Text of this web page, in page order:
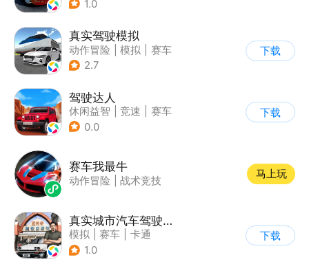
1.0
真实驾驶模拟
动作冒险 模拟
赛车
| 漂移
2.7
下载
驾驶达人
休闲益智 竞速
赛车
| 漂移
0.0
下载
赛车我最牛
动作冒险 战术竞技
马上玩
真实城市汽车驾驶3D
模拟 赛车
卡通
| 竞速
1.0
下载